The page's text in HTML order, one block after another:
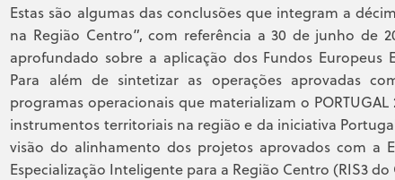
Estas são algumas das conclusões que integram a
na Região Centro”, com referência a 30 de junho de
aprofundado sobre a aplicação dos Fundos
Para além de sintetizar as operações aprovadas
programas operacionais que materializam o
instrumentos territoriais na região e da iniciativa
visão do alinhamento dos projetos aprovados com a
Especialização Inteligente para a Região Centro (RIS3